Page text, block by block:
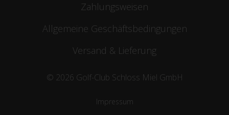
Zahlungsweisen
Allgemeine Geschäftsbedingungen
Versand & Lieferung
© 2026 Golf-Club Schloss Miel GmbH
Impressum